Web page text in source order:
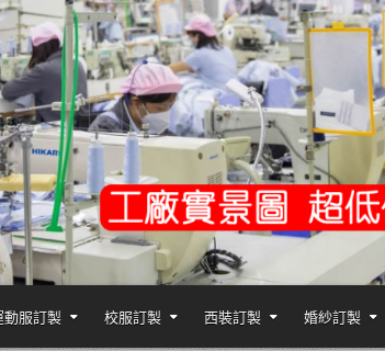
工廠商
動服訂製 校服訂製 西裝訂製 婚紗訂製